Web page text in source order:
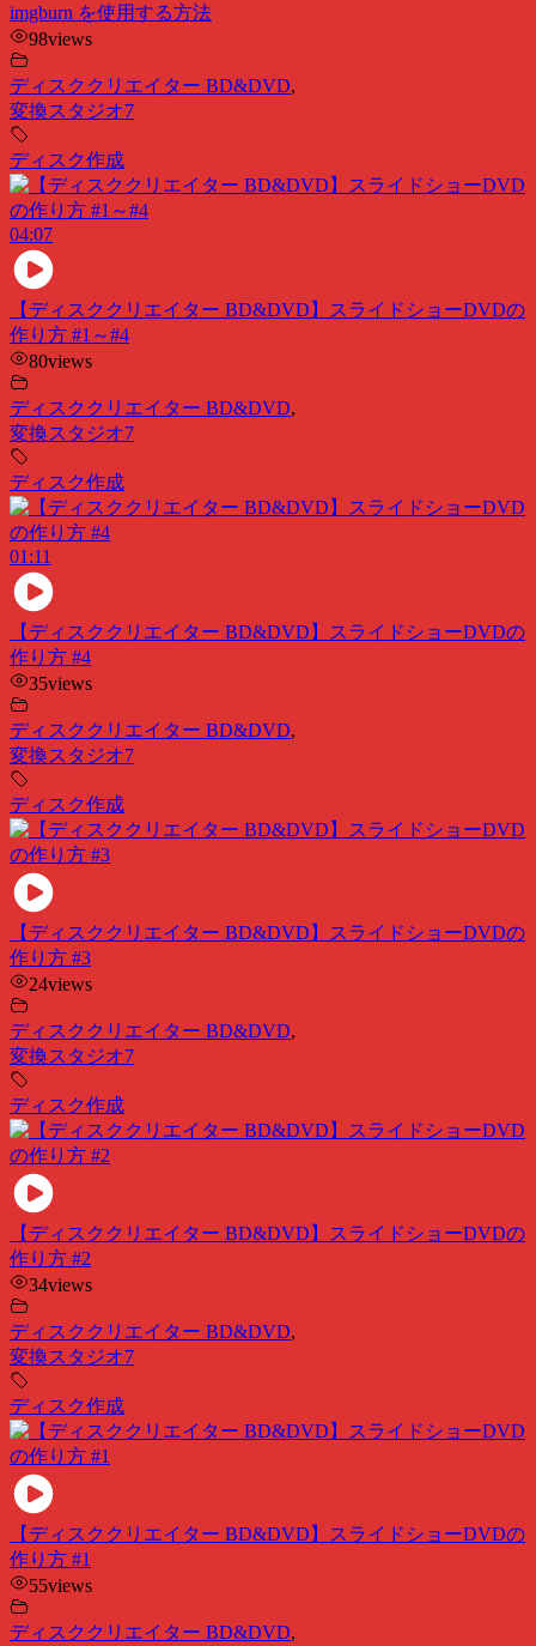
imgburn を使用する方法
98views
ディスククリエイター BD&DVD,
変換スタジオ7
ディスク作成
04:07
【ディスククリエイター BD&DVD】スライドショーDVDの
作り方 #1～#4
80views
ディスククリエイター BD&DVD,
変換スタジオ7
ディスク作成
01:11
【ディスククリエイター BD&DVD】スライドショーDVDの
作り方 #4
35views
ディスククリエイター BD&DVD,
変換スタジオ7
ディスク作成
【ディスククリエイター BD&DVD】スライドショーDVDの
作り方 #3
24views
ディスククリエイター BD&DVD,
変換スタジオ7
ディスク作成
【ディスククリエイター BD&DVD】スライドショーDVDの
作り方 #2
34views
ディスククリエイター BD&DVD,
変換スタジオ7
ディスク作成
【ディスククリエイター BD&DVD】スライドショーDVDの
作り方 #1
55views
ディスククリエイター BD&DVD,